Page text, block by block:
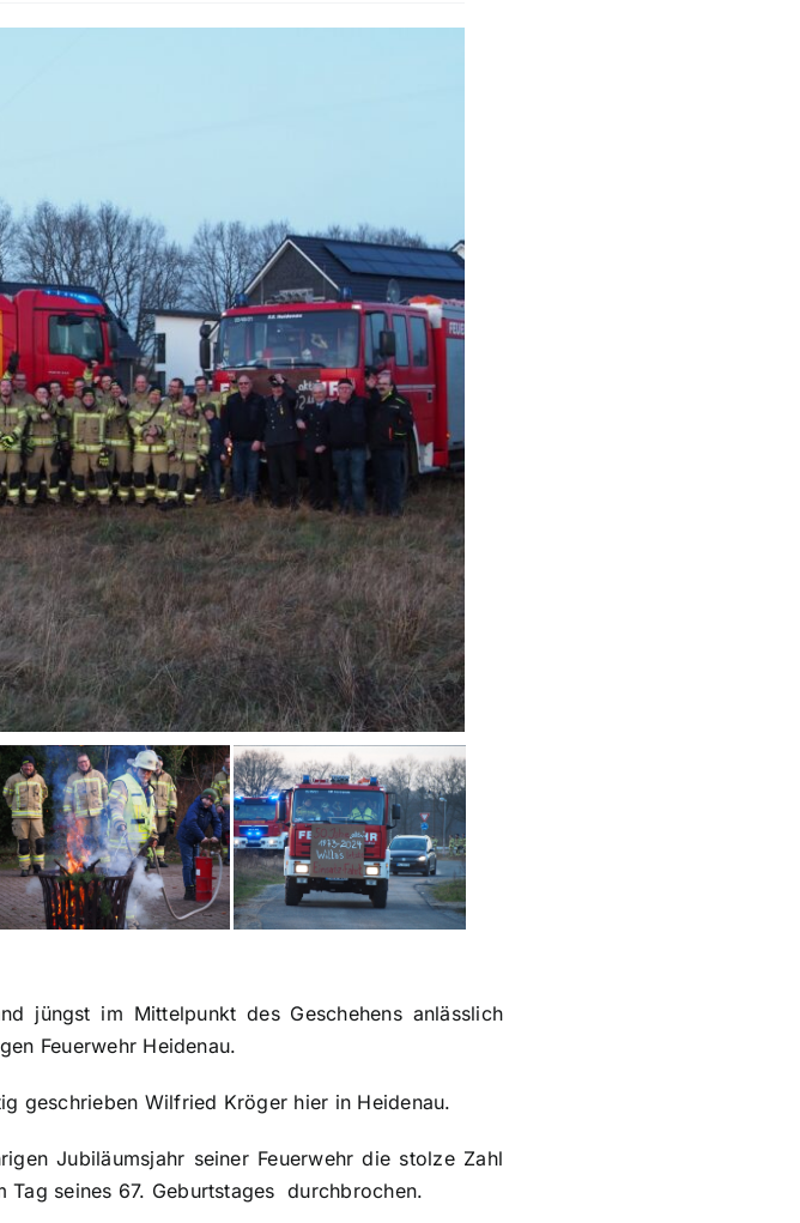
jüngst im Mittelpunkt des Geschehens anlässlich
Feuerwehr Heidenau.
geschrieben Wilfried Kröger hier in Heidenau.
Jubiläumsjahr seiner Feuerwehr die stolze Zahl
seines 67. Geburtstages durchbrochen.